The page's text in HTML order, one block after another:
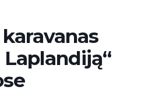
Laplandiją“